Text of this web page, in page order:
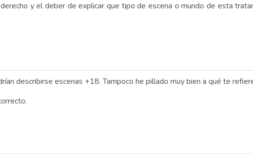
y el deber de explicar que tipo de escena o mundo de esta
describirse escenas +18. Tampoco he pillado muy bien a qué te